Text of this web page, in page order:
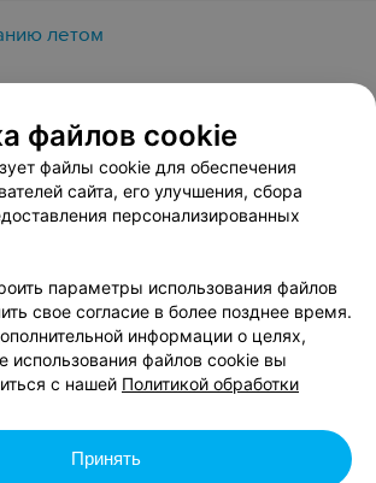
летом
файлов cookie
файлы cookie для обеспечения
сайта, его улучшения, сбора
персонализированных
параметры использования файлов
свое согласие в более позднее время.
информации о целях,
использования файлов cookie вы
с нашей Политикой обработки
Принять